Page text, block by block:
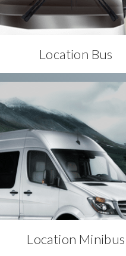
Location Bus
Location Minibus